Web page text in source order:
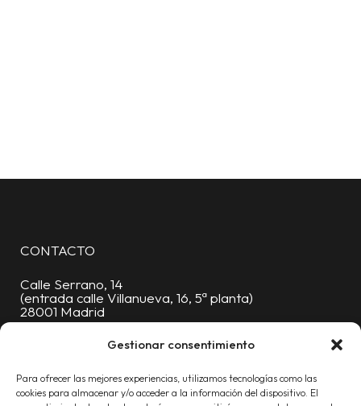
Gestionar consentimiento
Para ofrecer las mejores experiencias, utilizamos tecnologías como las
cookies para almacenar y/o acceder a la información del dispositivo. El
CONTACTO
Calle Serrano, 14
(entrada calle Villanueva, 16, 5ª planta)
28001 Madrid
91 376 88 06
info@proyecta.com